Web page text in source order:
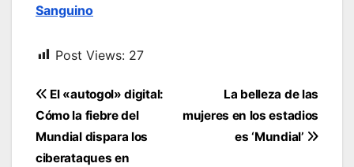
Sanguino
Post Views: 27
Navegación
de
entradas
La belleza de las
mujeres en los estadios
es ‘Mundial’
El «autogol» digital:
Cómo la fiebre del
Mundial dispara los
ciberataques en